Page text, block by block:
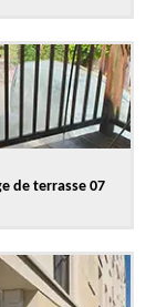
de terrasse 07